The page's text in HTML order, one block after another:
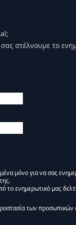
στέλνουμε το
μόνο για να σας
δελτίο
το ενημερωτικό μας
των